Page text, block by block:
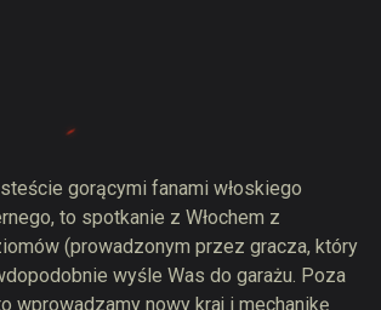
gorącymi fanami włoskiego
to spotkanie z Włochem z
(prowadzonym przez gracza, który
wyśle Was do garażu. Poza
wprowadzamy nowy kraj i mechanikę